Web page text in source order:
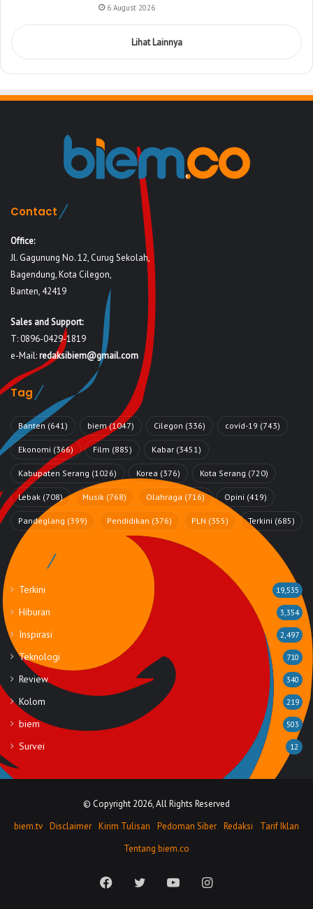
6 August 2026
Lihat Lainnya
Contact
Office:
Jl. Gagunung No. 12, Curug Sekolah,
Bagendung, Kota Cilegon,
Banten, 42419
Sales and Support:
T: 0896-0429-1819
e-Mail:redaksibiem@gmail.com
Tag
Banten (641) biem(1047) Cilegon (336) covid-19 (743)
Ekonomi (366) Film (885) Kabar (3451)
Kabupaten Serang (1026) Korea (376) Kota Serang (720)
Lebak (708) Musik (768) Olahraga (716) Opini (419)
Pandeglang (399) Pendidikan (376) PLN (355) Terkini (685)
Rubrik
Terkini 19,535
Hiburan 3,354
Inspirasi 2,497
Teknologi 710
Review 340
Kolom 219
biem 503
Survei 12
© Copyright 2026, All Rights Reserved
biem.tv Disclaimer Kirim Tulisan Pedoman Siber Redaksi
Tarif Iklan
Tentang biem.co
FacebookTwitter YouTubeInstagram